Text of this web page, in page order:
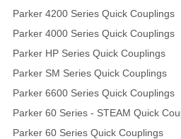
Parker 4200 Series Quick Couplings
Parker 4000 Series Quick Couplings
Parker HP Series Quick Couplings
Parker SM Series Quick Couplings
Parker 6600 Series Quick Couplings
Parker 60 Series - STEAM Quick
Parker 60 Series Quick Couplings